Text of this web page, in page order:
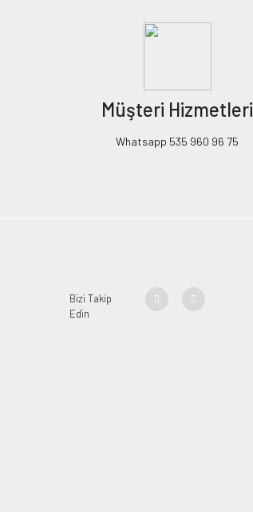
Müşteri Hizmetleri
Whatsapp 535 960 96 75
Bizi Takip
Edin